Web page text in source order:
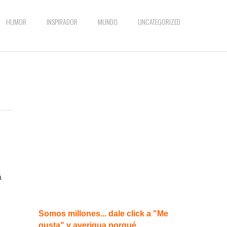
HUMOR INSPIRADOR MUNDO UNCATEGORIZED
Somos millones... dale click a "Me
gusta" y averigua porqué